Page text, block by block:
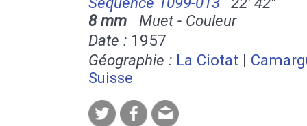
8 mm Muet - Couleur
Date : 1957
Géographie : La Ciotat |
Suisse